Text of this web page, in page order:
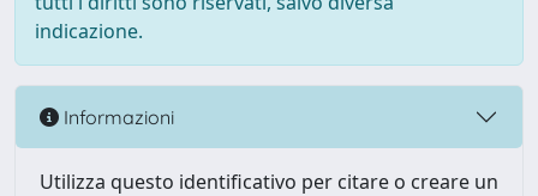
indicazione.
Informazioni
Utilizza questo identificativo per citare o creare un